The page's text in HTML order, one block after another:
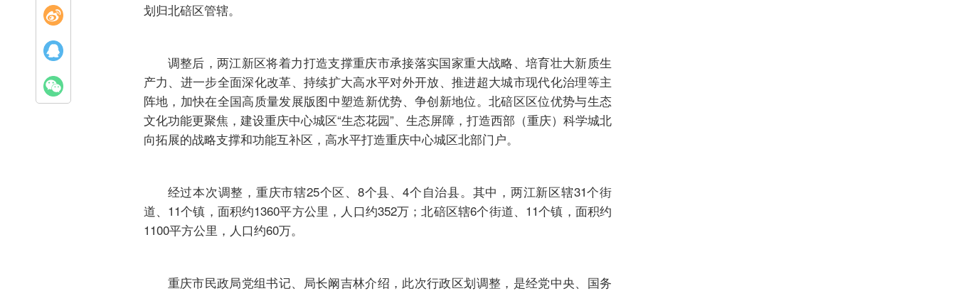
划归北碚区管辖。
调整后，两江新区将着力打造支撑重庆市承接落实国家重大战略、培育壮大新质生
产力、进一步全面深化改革、持续扩大高水平对外开放、推进超大城市现代化治理等主
阵地，加快在全国高质量发展版图中塑造新优势、争创新地位。北碚区区位优势与生态
文化功能更聚焦，建设重庆中心城区“生态花园”、生态屏障，打造西部（重庆）科学城北
向拓展的战略支撑和功能互补区，高水平打造重庆中心城区北部门户。
经过本次调整，重庆市辖25个区、8个县、4个自治县。其中，两江新区辖31个街
道、11个镇，面积约1360平方公里，人口约352万；北碚区辖6个街道、11个镇，面积约
1100平方公里，人口约60万。
重庆市民政局党组书记、局长阚吉林介绍，此次行政区划调整，是经党中央、国务